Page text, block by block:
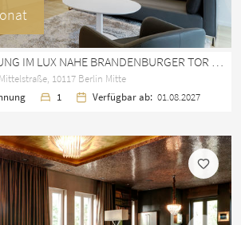
Mittelstraße, 10117 Berlin Mitte
1 Verfügbar ab: 01.08.2027